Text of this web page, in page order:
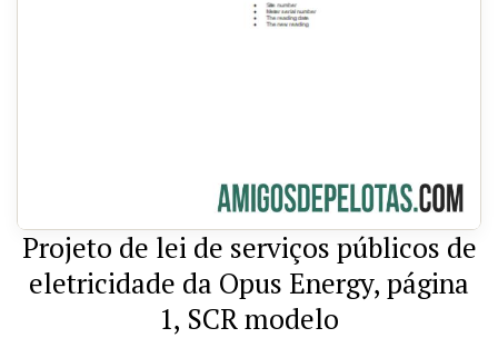
Projeto de lei de serviços públicos de
eletricidade da Opus Energy, página
1, SCR modelo